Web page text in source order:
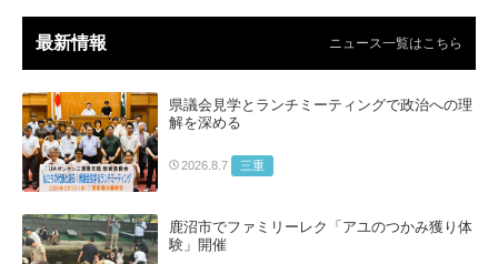
最新情報 ニュース一覧はこちら
県議会見学とランチミーティングで政治への理
解を深める
2026.8.7 三重
鹿沼市でファミリーレク「アユのつかみ獲り体
験」開催